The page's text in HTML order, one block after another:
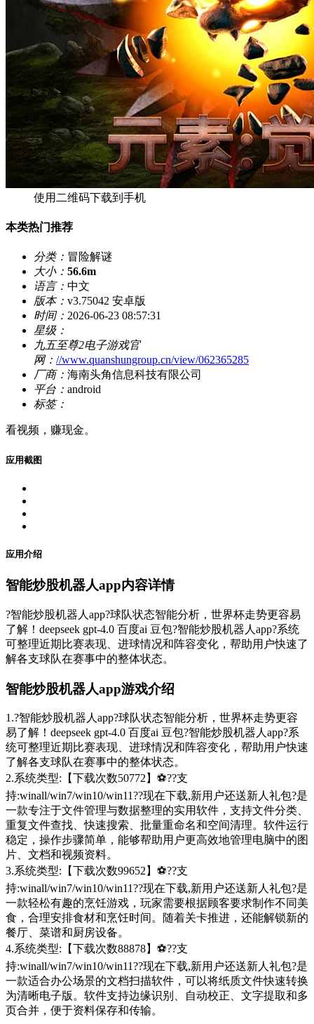
使用二维码下载到手机
本类热门推荐
分类： 冒险解谜
大小： 56.6m
语言： 中文
版本： v3.75042 安卓版
时间： 2026-06-23 08:57:31
星级：
九五至尊2电子游戏官
网： //www.quanshungroup.cn/view/062365285
厂商： 海南头角信息科技有限公司
平台： android
标签：
看视频，赚现金。
应用截图
应用介绍
智能炒股机器人app内容详情
?智能炒股机器人app?球队状态智能分析，世界杯走势更容易
了解！deepseek gpt-4.0 百度ai 豆包?智能炒股机器人app?系统
可整理近期比赛表现、进球情况和阵容变化，帮助用户快速了
解各支球队在赛事中的整体状态。
智能炒股机器人app游戏介绍
1.?智能炒股机器人app?球队状态智能分析，世界杯走势更容
易了解！deepseek gpt-4.0 百度ai 豆包?智能炒股机器人app?系
统可整理近期比赛表现、进球情况和阵容变化，帮助用户快速
了解各支球队在赛事中的整体状态。
2.系统类型:【下载次数50772】⚽??支
持:winall/win7/win10/win11??现在下载,新用户还送新人礼包?是
一款专注于文件管理与数据整理的实用软件，支持文件分类、
重复文件查找、快速搜索、批量重命名和空间清理。软件运行
稳定，操作步骤简单，能够帮助用户更高效地管理电脑中的图
片、文档和视频资料。
3.系统类型:【下载次数99652】⚽??支
持:winall/win7/win10/win11??现在下载,新用户还送新人礼包?是
一款轻松有趣的烹饪游戏，玩家需要根据顾客要求制作不同美
食，合理安排食材和烹饪时间。随着关卡推进，还能解锁新的
餐厅、菜谱和厨房设备。
4.系统类型:【下载次数88878】⚽??支
持:winall/win7/win10/win11??现在下载,新用户还送新人礼包?是
一款适合办公场景的文档扫描软件，可以将纸质文件快速转换
为清晰电子版。软件支持边缘识别、自动校正、文字提取和多
页合并，便于资料保存和传输。